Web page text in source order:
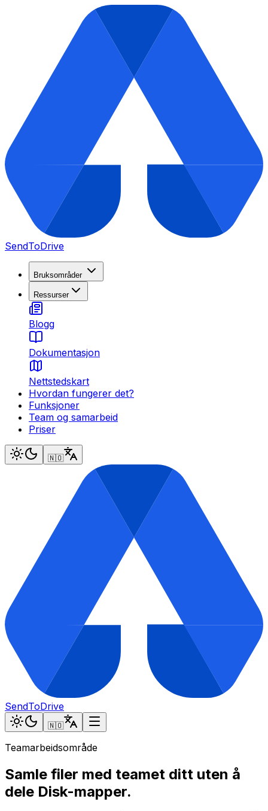
SendToDrive
Bruksområder
Ressurser
Blogg
Dokumentasjon
Nettstedskart
Hvordan fungerer det?
Funksjoner
Team og samarbeid
Priser
🇳🇴
SendToDrive
🇳🇴
Teamarbeidsområde
Samle filer med teamet ditt uten å
dele Disk-mapper.